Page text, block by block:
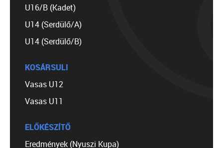
U16/B (Kadet)
U14 (Serdülő/A)
U14 (Serdülő/B)
KOSÁRSULI
Vasas U12
Vasas U11
ELŐKÉSZÍTŐ
Eredmények (Nyuszi Kupa)